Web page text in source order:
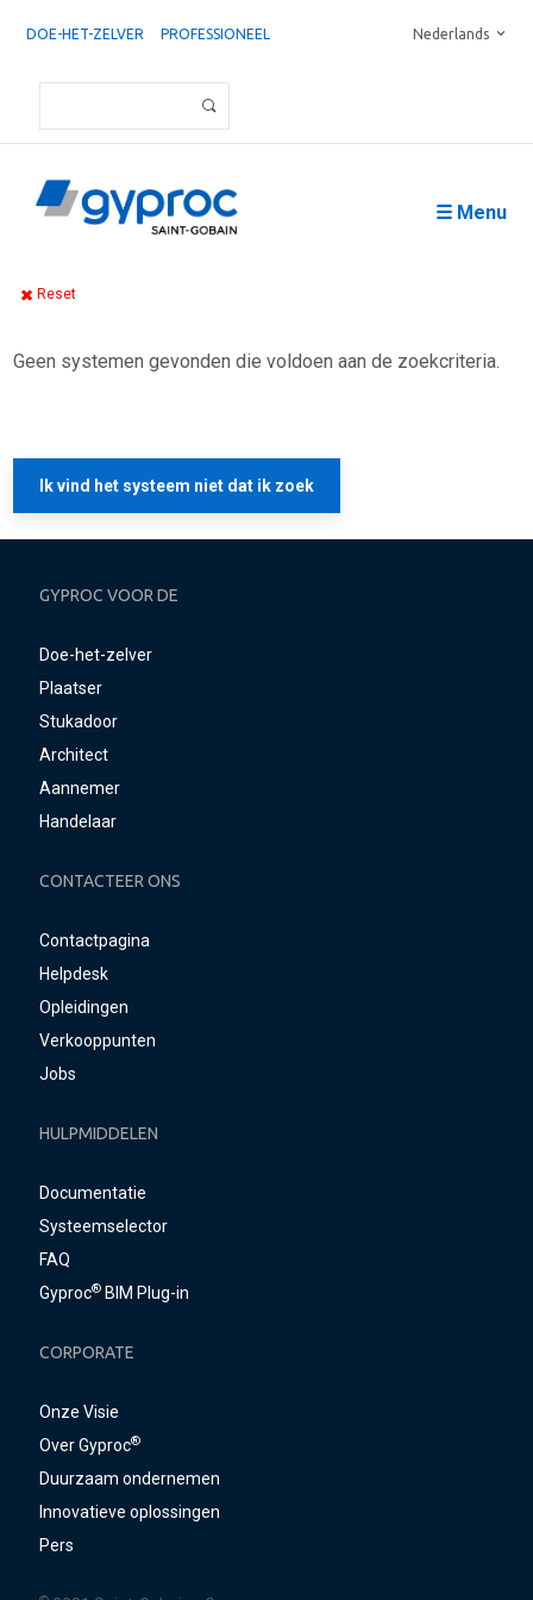
DOE-HET-ZELVER PROFESSIONEEL Nederlands
☰ Menu
Reset
Geen systemen gevonden die voldoen aan de zoekcriteria.
Ik vind het systeem niet dat ik zoek
GYPROC VOOR DE
Doe-het-zelver
Plaatser
Stukadoor
Architect
Aannemer
Handelaar
CONTACTEER ONS
Contactpagina
Helpdesk
Opleidingen
Verkooppunten
Jobs
HULPMIDDELEN
Documentatie
Systeemselector
FAQ
Gyproc® BIM Plug-in
CORPORATE
Onze Visie
Over Gyproc®
Duurzaam ondernemen
Innovatieve oplossingen
Pers